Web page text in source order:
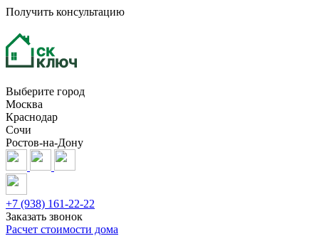
Получить консультацию
Выберите город
Москва
Краснодар
Сочи
Ростов-на-Дону
+7 (938) 161-22-22
Заказать звонок
Расчет стоимости дома